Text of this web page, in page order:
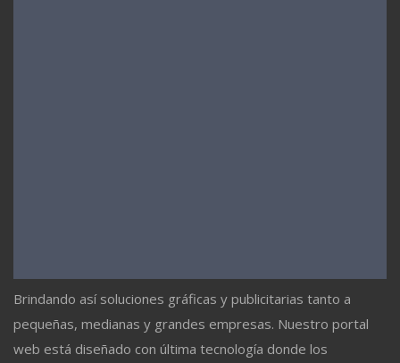
Brindando así soluciones gráficas y publicitarias tanto a
pequeñas, medianas y grandes empresas. Nuestro portal
web está diseñado con última tecnología donde los